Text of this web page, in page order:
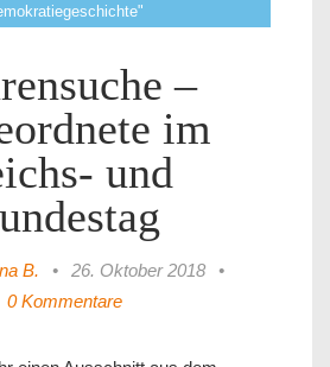
–
im
und
B. • 26. Oktober 2018
•
0 Kommentare